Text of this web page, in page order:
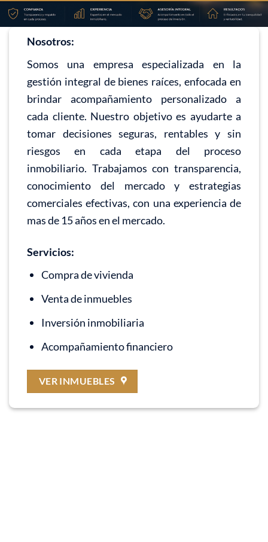
Nosotros:
Somos una empresa especializada en la
gestión integral de bienes raíces, enfocada en
brindar acompañamiento personalizado a
cada cliente. Nuestro objetivo es ayudarte a
tomar decisiones seguras, rentables y sin
riesgos en cada etapa del proceso
inmobiliario. Trabajamos con transparencia,
conocimiento del mercado y estrategias
comerciales efectivas, con una experiencia de
mas de 15 años en el mercado.
Servicios:
Compra de vivienda
Venta de inmuebles
Inversión inmobiliaria
Acompañamiento financiero
VER INMUEBLES